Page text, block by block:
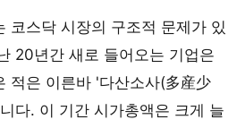
코스닥 시장의 구조적 문제가 있
20년간 새로 들어오는 기업은
적은 이른바 '다산소사(多産少
다. 이 기간 시가총액은 크게 늘